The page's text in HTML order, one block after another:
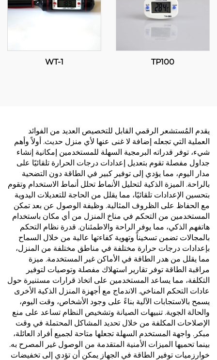
TP100
WT-1
يقدم المُستشعر الرقمي القابل للتخصيص العديد من الفوائد
العملية التي تجعله إضافة لا غنى عنها لأي منزل حديث. أولاً وأهم
شيء، توفر قدراته البرمجية السهلة للمستخدمين إمكانية إنشاء
جداول مفصلة تقوم بتعديل إعدادات درجات الحرارة تلقائيًا على
مدار اليوم، مما يؤدي إلى توفير كبير في الطاقة دون التضحية
بالراحة. الميزة الذكية لتحليل الأنماط تحلل أنماط الاستخدام وتقوم
بتحسين الإعدادات تلقائيًا، مما يقلل من الحاجة للتعديلات اليدوية
مع الحفاظ على الظروف المثالية. وظيفة الوصول عن بعد تمكن
المستخدمين من التحكم في مناخ المنزل من أي مكان باستخدام
هاتفهم الذكي، مما يوفر الراحة والاطمئنان. قدرة نظام التحكم
بالمجالات تضمن تسخيناً وتهوية كفاءتها عالية من خلال السماح
بإعدادات درجات حرارة مختلفة في مناطق مختلفة من المنزل،
مما يقلل من هدر الطاقة في الأماكن غير المستخدمة. ميزة
مراقبة الطاقة توفر تقارير استهلاك مفصلة وتوصيات لتوفير
التكلفة، مما يساعد المستخدمين على اتخاذ قرارات مستنيرة حول
عادات التحكم المناخي. الاندماج مع أجهزة المنزل الذكية الأخرى
يسمح بالاستجابات الآلية بناءً على وجود الأشخاص، وقت اليوم،
والحالة الجوية. تنبيهات الصيانة وتشخيص النظام تساعد على منع
الإصلاحات المكلفة من خلال تحديد المشاكل المحتملة في وقت
مبكر. واجهة المستخدم السهلة تجعلها متاحة لجميع أفراد العائلة،
بينما تحميها الميزات الأمنية المتقدمة من الوصول غير المصرح به.
خوارزميات توفير الطاقة في الجهاز يمكن أن تؤدي إلى تخفيضات